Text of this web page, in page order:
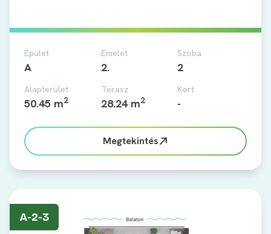
Épület
A
Emelet
2.
Szoba
2
Alapterület
50.45 m2
Terasz
28.24 m2
Kert
-
Megtekintés
A-2-3